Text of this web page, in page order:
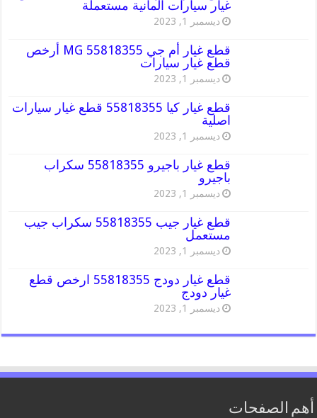
غيار سيارات المانية مستعملة
ديسمبر 1, 2023
قطع غيار أم جي MG 55818355 أرخص
قطع غيار سيارات
ديسمبر 1, 2023
قطع غيار كيا 55818355 قطع غيار سيارات
اصلية
ديسمبر 1, 2023
قطع غيار باجيرو 55818355 سكراب
باجيرو
ديسمبر 1, 2023
قطع غيار جيب 55818355 سكراب جيب
مستعمل
ديسمبر 1, 2023
قطع غيار دودج 55818355 ارخص قطع
غيار دودج
ديسمبر 1, 2023
أهم الصفحات